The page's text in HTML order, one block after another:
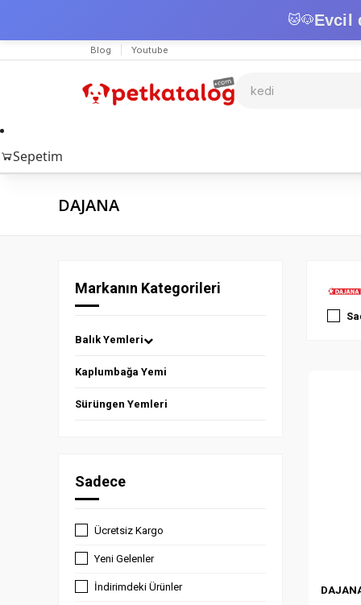
🐱🐶Evcil
Blog Youtube
Sepetim
DAJANA
Markanın Kategorileri
Balık Yemleri
Kaplumbağa Yemi
Sürüngen Yemleri
Sadece
Ücretsiz Kargo
Yeni Gelenler
İndirimdeki Ürünler